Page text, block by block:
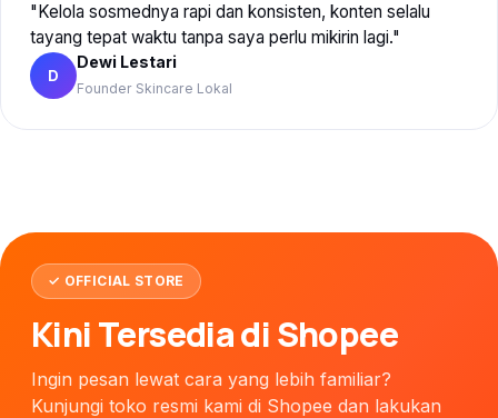
"Kelola sosmednya rapi dan konsisten, konten selalu
tayang tepat waktu tanpa saya perlu mikirin lagi."
D
Dewi Lestari
Founder Skincare Lokal
✓ OFFICIAL STORE
Kini Tersedia di Shopee
Ingin pesan lewat cara yang lebih familiar?
Kunjungi toko resmi kami di Shopee dan lakukan